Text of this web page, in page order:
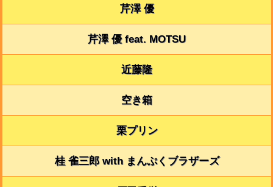
芹澤 優
芹澤 優 feat. MOTSU
近藤隆
空き箱
栗プリン
桂 雀三郎 with まんぷくブラザーズ